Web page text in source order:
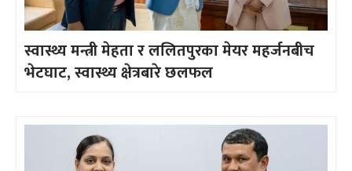
स्वास्थ्य मन्त्री मेहता र ललितपुरका मेयर महर्जनबीच
भेटघाट, स्वास्थ्य क्षेत्रबारे छलफल